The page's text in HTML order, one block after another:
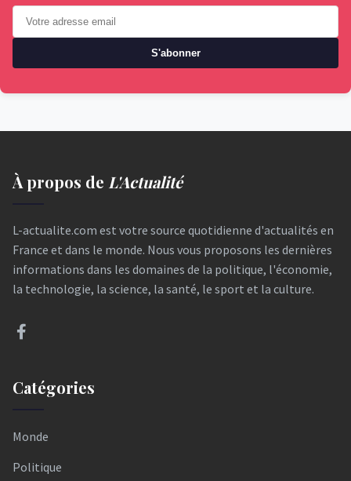
S'abonner
À propos de L'Actualité
L-actualite.com est votre source quotidienne d'actualités en
France et dans le monde. Nous vous proposons les dernières
informations dans les domaines de la politique, l'économie,
la technologie, la science, la santé, le sport et la culture.
Catégories
Monde
Politique